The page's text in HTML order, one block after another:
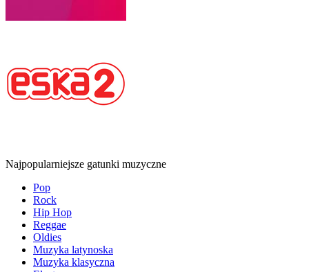
Najpopularniejsze gatunki muzyczne
Pop
Rock
Hip Hop
Reggae
Oldies
Muzyka latynoska
Muzyka klasyczna